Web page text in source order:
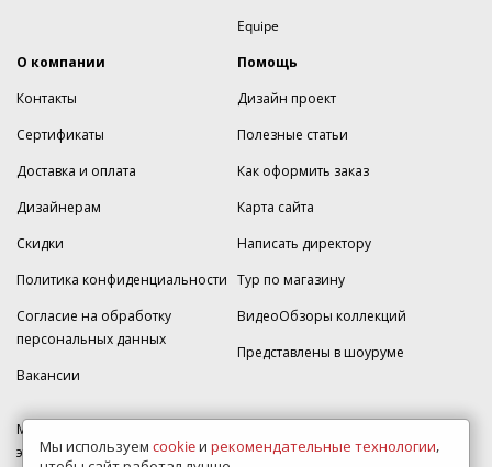
Equipe
О компании
Контакты
Сертификаты
Доставка и оплата
Дизайнерам
Скидки
Политика конфиденциальности
Согласие на обработку
персональных данных
Вакансии
Помощь
Дизайн проект
Полезные статьи
Как оформить заказ
Карта сайта
Написать директору
Тур по магазину
ВидеоОбзоры коллекций
Представлены в шоуруме
МКАД 2км внешняя сторона, д. 2, ТРЦ "Шоколад" (РИО) Реутов, -1
этаж, магазин Плитка-SDVK.
Мы используем cookieи рекомендательные технологии,